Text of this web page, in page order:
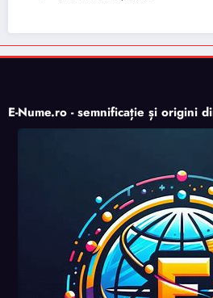
E-Nume.ro - semnificație și origini